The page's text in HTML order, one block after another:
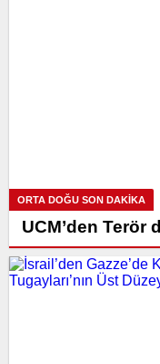
ORTA DOĞU SON DAKİKA
UCM’den Terör